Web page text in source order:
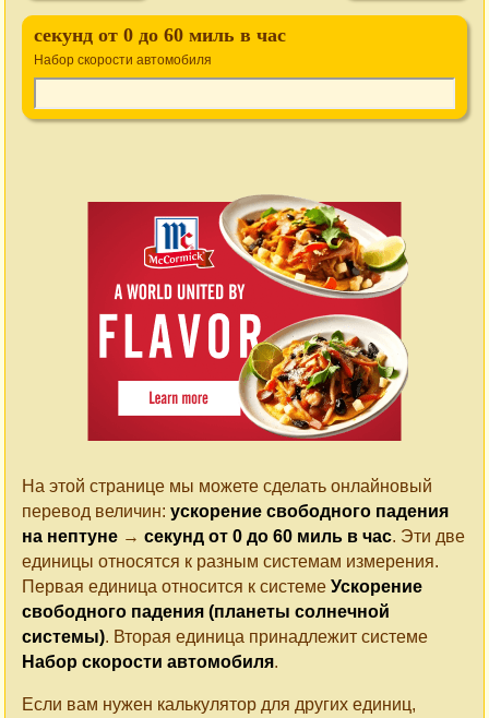
секунд от 0 до 60 миль в час
Набор скорости автомобиля
На этой странице мы можете сделать онлайновый
перевод величин: ускорение свободного падения
на нептуне → секунд от 0 до 60 миль в час. Эти две
единицы относятся к разным системам измерения.
Первая единица относится к системе Ускорение
свободного падения (планеты солнечной
системы). Вторая единица принадлежит системе
Набор скорости автомобиля.
Если вам нужен калькулятор для других единиц,